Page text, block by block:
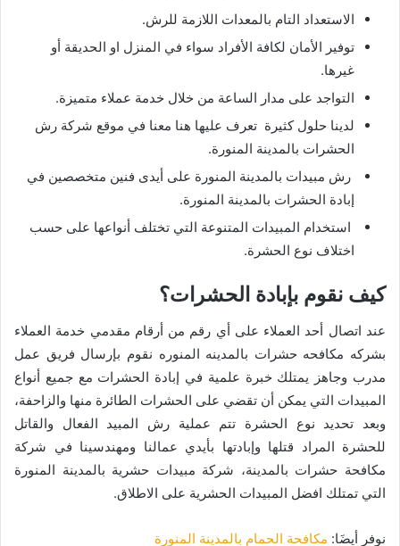
الاستعداد التام بالمعدات اللازمة للرش.
توفير الأمان لكافة الأفراد سواء في المنزل او الحديقة أو
غيرها.
التواجد على مدار الساعة من خلال خدمة عملاء متميزة.
لدينا حلول كثيرة تعرف عليها هنا معنا في موقع شركة رش
الحشرات بالمدينة المنورة.
رش مبيدات بالمدينة المنورة على أيدى فنين متخصصين في
إبادة الحشرات بالمدينة المنورة.
استخدام المبيدات المتنوعة التي تختلف أنواعها على حسب
اختلاف نوع الحشرة.
كيف نقوم بإبادة الحشرات؟
عند اتصال أحد العملاء على أي رقم من أرقام مقدمي خدمة العملاء
بشركه مكافحه حشرات بالمدينه المنوره نقوم بإرسال فريق عمل
مدرب وجاهز يمتلك خبرة علمية في إبادة الحشرات مع جميع أنواع
المبيدات التي يمكن أن تقضي على الحشرات الطائرة منها والزاحفة،
وبعد تحديد نوع الحشرة تتم عملية رش المبيد الفعال والقاتل
للحشرة المراد قتلها وإبادتها بأيدي عمالنا ومهندسينا في شركة
مكافحة حشرات بالمدينة، شركة مبيدات حشرية بالمدينة المنورة
التي تمتلك افضل المبيدات الحشرية على الاطلاق.
نوفر أيضَا: مكافحة الحمام بالمدينة المنورة